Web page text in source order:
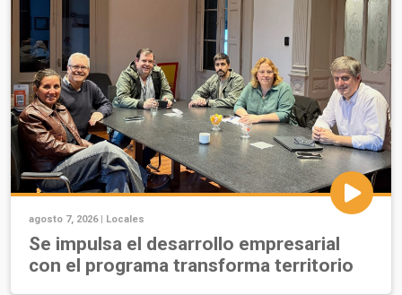
agosto 7, 2026 | Locales
Se impulsa el desarrollo empresarial
con el programa transforma territorio